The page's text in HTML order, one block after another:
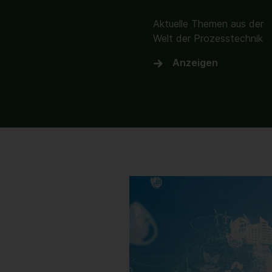
Aktuelle Themen aus der
Welt der Prozesstechnik
Anzeigen